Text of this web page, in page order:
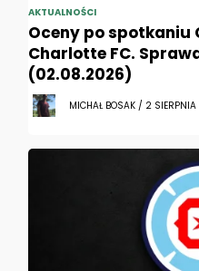
AKTUALNOŚCI
Oceny po spotkaniu
Charlotte FC.
(02.08.2026)
MICHAŁ BOSAK / 2